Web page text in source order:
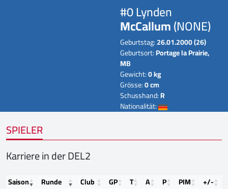
#0 Lynden
McCallum(NONE)
Geburtstag:26.01.2000 (26)
Geburtsort:Portage la Prairie,
MB
Gewicht:0 kg
Grösse:0 cm
Schusshand:R
Nationalität:
SPIELER
Karriere in der DEL2
Saison Runde Club GP T A P PIM +/-